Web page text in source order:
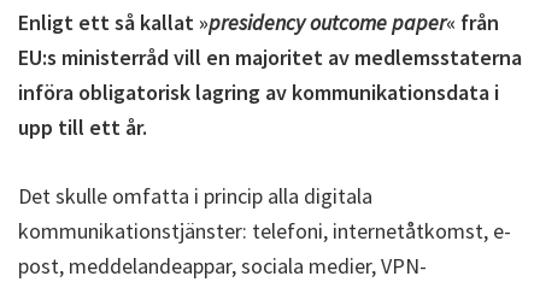
Enligt ett så kallat »presidency outcome paper« från
EU:s ministerråd vill en majoritet av medlemsstaterna
införa obligatorisk lagring av kommunikationsdata i
upp till ett år.
Det skulle omfatta i princip alla digitala
kommunikationstjänster: telefoni, internetåtkomst, e-
post, meddelandeappar, sociala medier, VPN-